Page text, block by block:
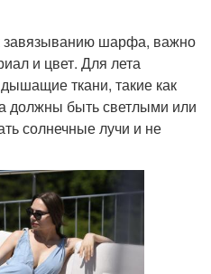
завязыванию шарфа, важно
и цвет. Для лета
ткани, такие как
должны быть светлыми или
солнечные лучи и не